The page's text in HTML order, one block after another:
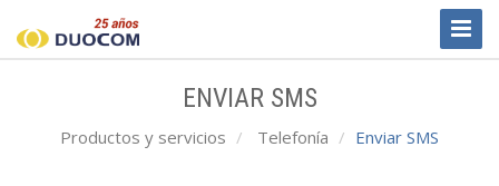
ENVIAR SMS
Productos y servicios Telefonía Enviar SMS